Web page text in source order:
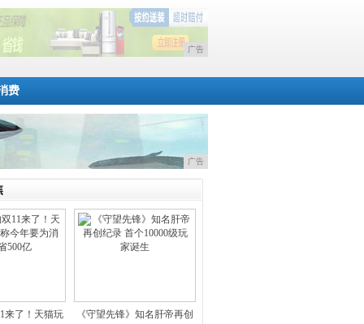
广告
费
广告
来了！天猫玩
《守望先锋》知名肝帝再创